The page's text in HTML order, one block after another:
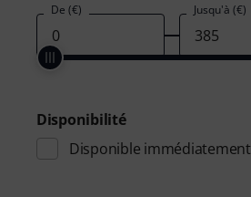
De (€) Jusqu'à (€)
Disponibilité
Disponible immédiatement